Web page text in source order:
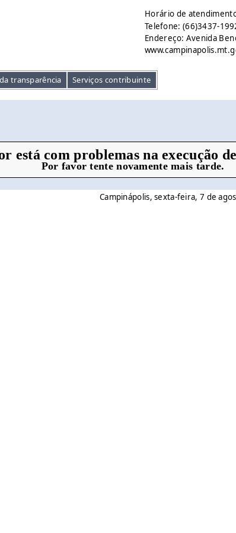
Horário de
Telefone: (66)3437-
Endereço: Avenida
transparência Serviços contribuinte
está com problemas na execução
Por favor tente novamente mais tarde.
Campinápolis, sexta-feira, 7 de